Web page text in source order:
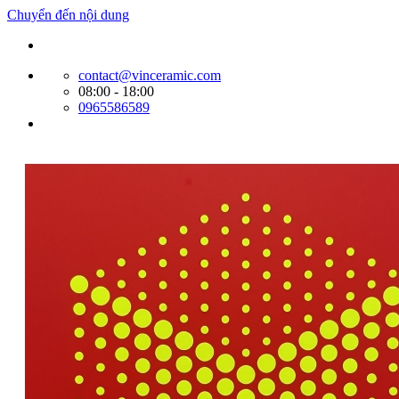
Chuyển đến nội dung
contact@vinceramic.com
08:00 - 18:00
0965586589